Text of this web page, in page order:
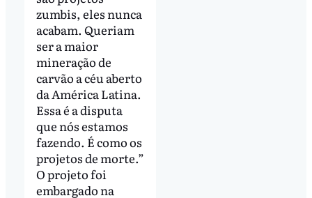
zumbis, eles nunca
acabam. Queriam
ser a maior
mineração de
carvão a céu aberto
da América Latina.
Essa é a disputa
que nós estamos
fazendo. É como os
projetos de morte.”
O projeto foi
embargado na